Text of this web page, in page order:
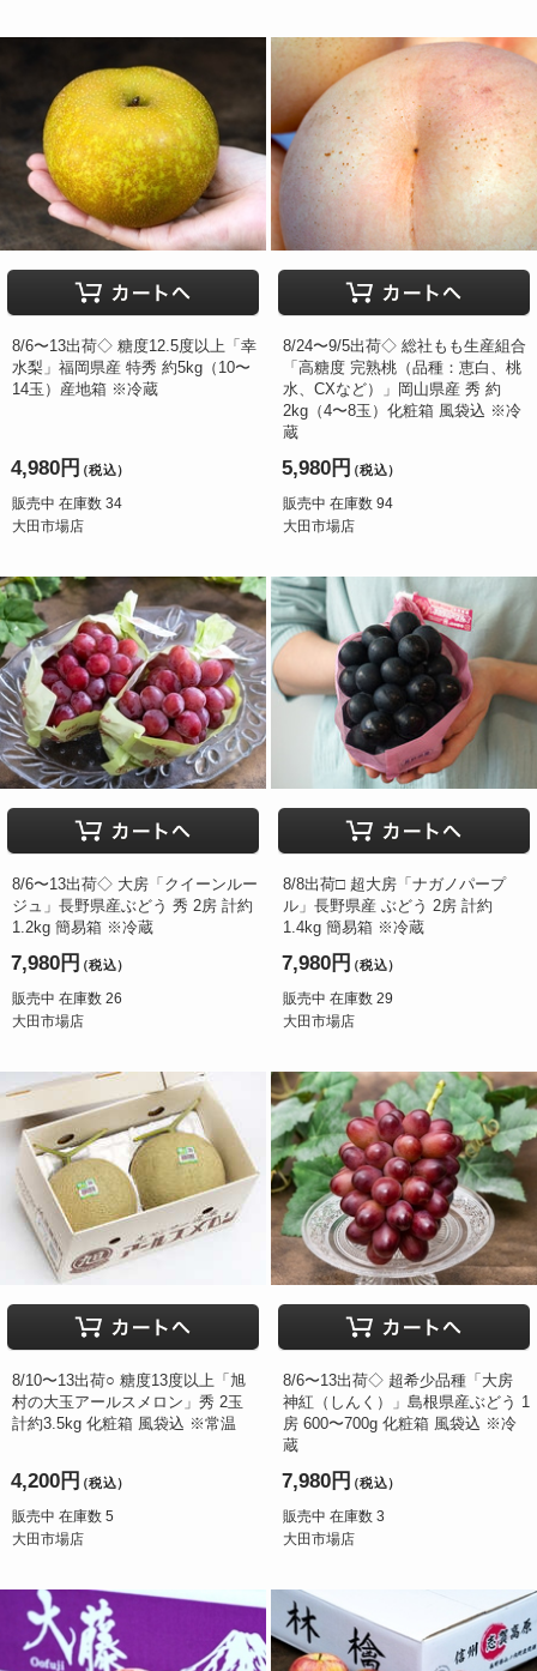
8/6〜13出荷◇ 糖度12.5度以上「幸
水梨」福岡県産 特秀 約5kg（10〜
14玉）産地箱 ※冷蔵
4,980円（税込）
販売中 在庫数 34
大田市場店
8/24〜9/5出荷◇ 総社もも生産組合
「高糖度 完熟桃（品種：恵白、桃
水、CXなど）」岡山県産 秀 約
2kg（4〜8玉）化粧箱 風袋込 ※冷
蔵
5,980円（税込）
販売中 在庫数 94
大田市場店
8/6〜13出荷◇ 大房「クイーンルー
ジュ」長野県産ぶどう 秀 2房 計約
1.2kg 簡易箱 ※冷蔵
7,980円（税込）
販売中 在庫数 26
大田市場店
8/8出荷□ 超大房「ナガノパープ
ル」長野県産 ぶどう 2房 計約
1.4kg 簡易箱 ※冷蔵
7,980円（税込）
販売中 在庫数 29
大田市場店
8/10〜13出荷○ 糖度13度以上「旭
村の大玉アールスメロン」秀 2玉
計約3.5kg 化粧箱 風袋込 ※常温
4,200円（税込）
販売中 在庫数 5
大田市場店
8/6〜13出荷◇ 超希少品種「大房
神紅（しんく）」島根県産ぶどう 1
房 600〜700g 化粧箱 風袋込 ※冷
蔵
7,980円（税込）
販売中 在庫数 3
大田市場店